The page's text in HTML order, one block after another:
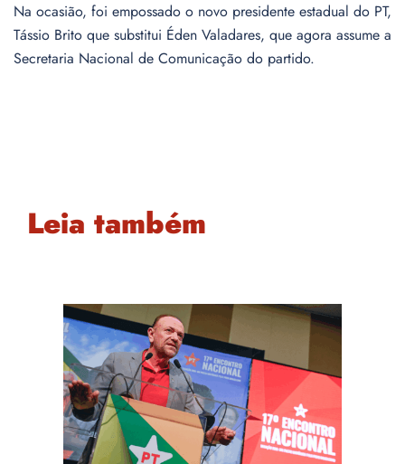
Na ocasião, foi empossado o novo presidente estadual do PT,
Tássio Brito que substitui Éden Valadares, que agora assume a
Secretaria Nacional de Comunicação do partido.
Leia também